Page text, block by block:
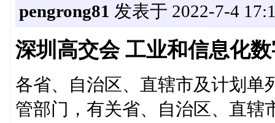
pengrong81 发表于 2022-7-4
深圳高交会 工业和信息化
各省、自治区、直辖市及计划单
管部门，有关省、自治区、直辖